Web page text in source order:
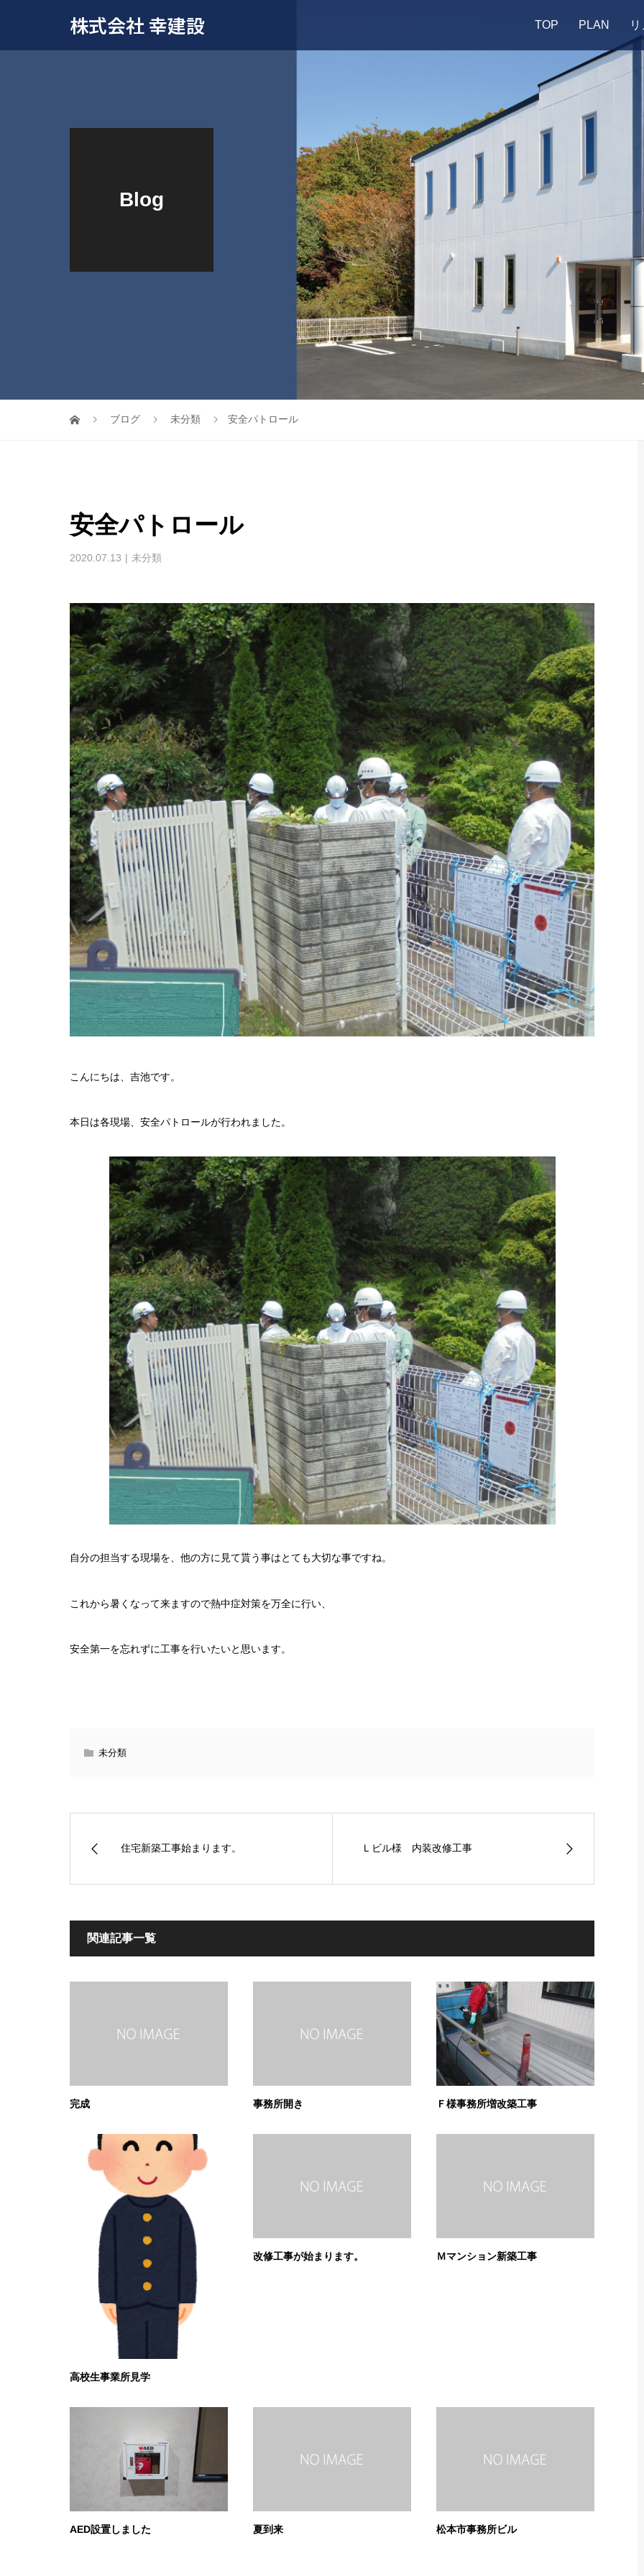
株式会社 幸建設 TOP PLAN
Blog
ブログ 未分類 安全パトロール
安全パトロール
2020.07.13 未分類
こんにちは、吉池です。
本日は各現場、安全パトロールが行われました。
自分の担当する現場を、他の方に見て貰う事はとても大切な事ですね。
これから暑くなって来ますので熱中症対策を万全に行い、
安全第一を忘れずに工事を行いたいと思います。
未分類
住宅新築工事始まります。 Ｌビル様 内装改修工事
関連記事一覧
完成 事務所開き Ｆ様事務所増改築工事
高校生事業所見学
改修工事が始まります。 Ｍマンション新築工事
AED設置しました 夏到来 松本市事務所ビル